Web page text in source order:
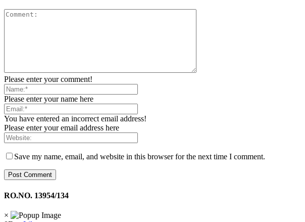
Please enter your comment!
Please enter your name here
You have entered an incorrect email address!
Please enter your email address here
Save my name, email, and website in this browser for the next time I comment.
RO.NO. 13954/134
×